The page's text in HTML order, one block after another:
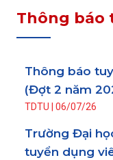
Thông báo
Thông báo
(Đợt 2 năm
TDTU 06/07/26
Trường Đại
tuyển dụng